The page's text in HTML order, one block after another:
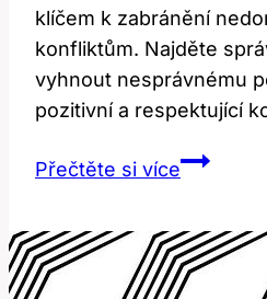
klíčem k zabránění
konfliktům. Najděte
vyhnout nesprávnému
pozitivní a respektující
Přečtěte si víceOffensive:
jak
se